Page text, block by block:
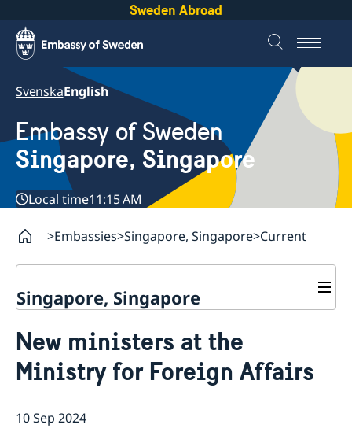
Sweden Abroad
SvenskaEnglish
Embassy of Sweden
Singapore, Singapore
Local time11:15 AM
Embassies Singapore, Singapore Current
Singapore, Singapore
About us
Embassy staff
Current
GDPR Data Protection Policy
GDPR - Alumni Network
New ministers at the
Ministry for Foreign Affairs
10 Sep 2024